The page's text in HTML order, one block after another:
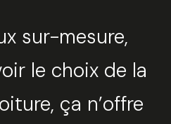
sur-mesure,
le choix de la
ça n’offre